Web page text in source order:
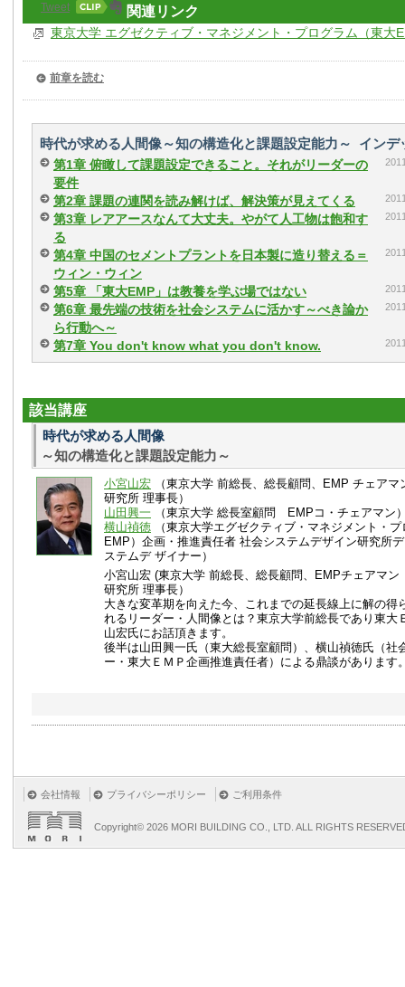
Tweet 関連リンク
東京大学 エグゼクティブ・マネジメント・プログラム（東大
前章を読む
時代が求める人間像～知の構造化と課題設定能力～ インデ
第1章 俯瞰して課題設定できること。それがリーダーの
要件
第2章 課題の連関を読み解けば、解決策が見えてくる
第3章 レアアースなんて大丈夫。やがて人工物は飽和す
る
第4章 中国のセメントプラントを日本製に造り替える＝
ウィン・ウィン
第5章 「東大EMP」は教養を学ぶ場ではない
第6章 最先端の技術を社会システムに活かす～べき論か
ら行動へ～
第7章 You don't know what you don't know.
該当講座
時代が求める人間像
～知の構造化と課題設定能力～
小宮山宏 （東京大学 前総長、総長顧問、EMP チェアマ
研究所 理事長）
山田興一 （東京大学 総長室顧問 EMPコ・チェアマン
横山禎徳 （東京大学エグゼクティブ・マネジメント・
EMP）企画・推進責任者 社会システムデザイン研究所
ステムデ ザイナー）
小宮山宏 (東京大学 前総長、総長顧問、EMPチェアマ
研究所 理事長）
大きな変革期を向えた今、これまでの延長線上に解の得
れるリーダー・人間像とは？東京大学前総長であり東大
山宏氏にお話頂きます。
後半は山田興一氏（東大総長室顧問）、横山禎徳氏（社
ー・東大ＥＭＰ企画推進責任者）による鼎談があります
会社情報 プライバシーポリシー ご利用条件
Copyright© 2026 MORI BUILDING CO., LTD. ALL RIGHTS